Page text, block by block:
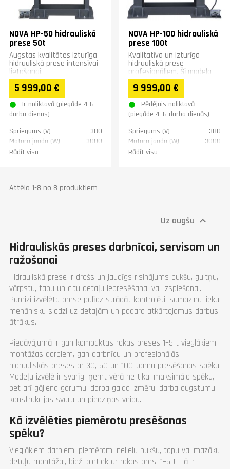
NOVA HP-50 hidrauliskā
prese 50t
Augstas kvalitātes izturīga
hidrauliskā prese intensīvai
lietošanai.
5 999,00 €
Ir noliktavā (piegāde 4-6
darba dienas)
Spriegums (V)
380
Motora jauda (W)
3000
Spiediens (t)
Virzuļa ātrums (mm/s)
↑8, ↓6
Svars (kg)
780
Garantija
Rādīt visu
NOVA HP-100 hidrauliskā
prese 100t
Kvalitatīva un izturīga
hidrauliskā prese
profesionāļiem. Šī modeļa
galdam ir hidrauliskais lifts.
9 999,00 €
Pēdējais noliktavā
(piegāde 4–6 darba dienās)
Spriegums (V)
380
Motora jauda (W)
3000
Spiediens (t)
Spiediens (bar)
30 MPa
Garantija
1 gadā
Rādīt visu
Attēlo 1-8 no 8 produktiem
Uz augšu 
Hidrauliskās preses darbnīcai, servisam un
ražošanai
Hidrauliskā prese ir drošs un jaudīgs risinājums bukšu, gultņu,
vārpstu, tapu un citu detaļu iepresēšanai vai izspiešanai.
Pareizi izvēlēta prese palīdz strādāt kontrolēti, samazina lieku
mehānisku slodzi uz detaļām un padara atkārtojamus darbus
ātrākus.
Piedāvājumā ir gan kompaktas rokas preses 1–5 t vieglākiem
montāžas darbiem, gan darbnīcu un profesionālās
hidrauliskās preses ar 30, 50 un 100 tonnu presēšanas spēku.
Modeļu izvēlē ir svarīgi ņemt vērā ne tikai maksimālo spēku,
bet arī gājiena garumu, darba galda izmēru, darba augstumu,
konstrukcijas svaru un piedziņas veidu.
Kā izvēlēties piemērotu presēšanas
spēku?
Vieglākiem darbiem, piemēram, nelielu bukšu, tapu vai mazāku
detaļu montāžai, bieži pietiek ar rokas presi 1–5 t. Tā ir